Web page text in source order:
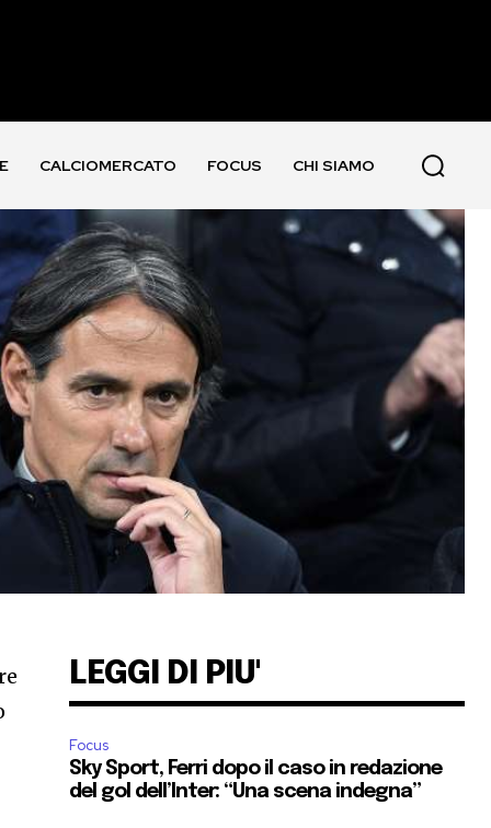
CALCIOMERCATO FOCUS CHI SIAMO
LEGGI DI PIU'
Focus
Sky Sport, Ferri dopo il caso in redazione
del gol dell’Inter: “Una scena indegna”